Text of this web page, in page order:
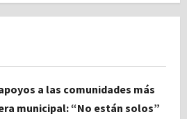
a las comunidades más
municipal: “No están solos”